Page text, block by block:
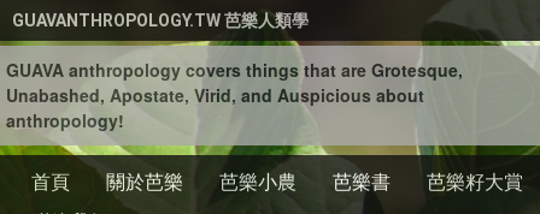
移至主內容
GUAVANTHROPOLOGY.TW 芭樂人類學
GUAVA anthropology covers things that are Grotesque,
Unabashed, Apostate, Virid, and Auspicious about
anthropology!
首頁 關於芭樂 芭樂小農 芭樂書
芭樂籽大賞